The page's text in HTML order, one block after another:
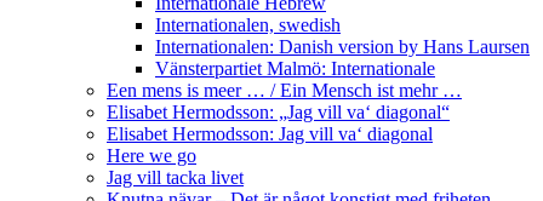
Internationalen, swedish
Internationalen: Danish version by Hans Laursen
Vänsterpartiet Malmö: Internationale
Een mens is meer … / Ein Mensch ist mehr …
Elisabet Hermodsson: „Jag vill va‘ diagonal“
Elisabet Hermodsson: Jag vill va‘ diagonal
Here we go
Jag vill tacka livet